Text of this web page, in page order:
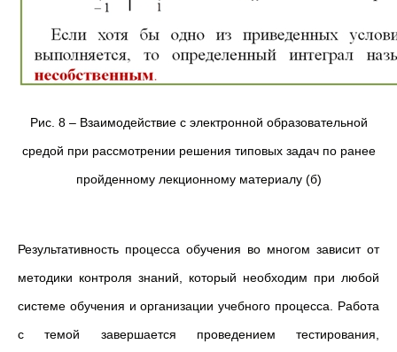
Рис. 8 – Взаимодействие с электронной образовательной
средой при рассмотрении решения типовых задач по ранее
пройденному лекционному материалу (б)
Результативность процесса обучения во многом зависит от
методики контроля знаний, который необходим при любой
системе обучения и организации учебного процесса. Работа
с темой завершается проведением тестирования,